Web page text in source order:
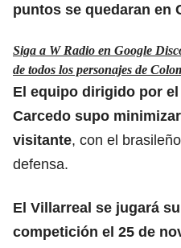
puntos se quedaran en
Siga a W Radio en Google
de todos los personajes de
El equipo dirigido por
Carcedo supo
visitante, con el
defensa.
El Villarreal se jugará
competición el 25 de